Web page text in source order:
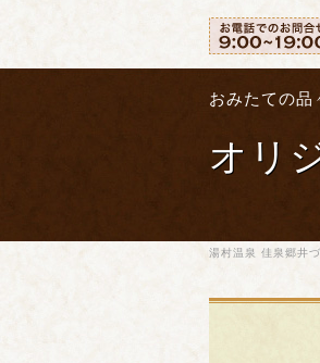
おみたての品
オリ
湯村温泉 佳泉郷井